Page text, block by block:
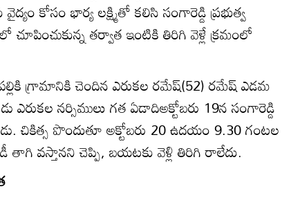
కోసం భార్య లక్ష్మితో కలిసి సంగారెడ్డి ప్రభుత్వ
చూపించుకున్న తర్వాత ఇంటికి తిరిగి వెళ్లే క్రమంలో
గ్రామానికి చెందిన ఎరుకల రమేష్‌(52) రమేష్‌ ఎడమ
నర్సిములు గత ఏడాదిఅక్టోబరు 19న సంగారెడ్డి
చికిత్స పొందుతూ అక్టోబరు 20 ఉదయం 9.30 గంటల
వస్తానని చెప్పి, బయటకు వెళ్లి తిరిగి రాలేదు.